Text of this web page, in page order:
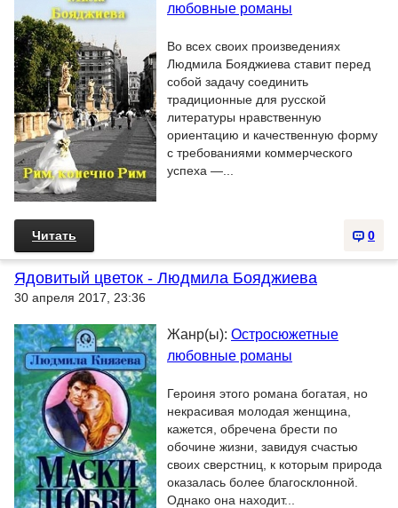
любовные романы
Во всех своих произведениях
Людмила Бояджиева ставит перед
собой задачу соединить
традиционные для русской
литературы нравственную
ориентацию и качественную форму
с требованиями коммерческого
успеха —...
0
Читать
Ядовитый цветок - Людмила Бояджиева
30 апреля 2017, 23:36
Жанр(ы): Остросюжетные
любовные романы
Героиня этого романа богатая, но
некрасивая молодая женщина,
кажется, обречена брести по
обочине жизни, завидуя счастью
своих сверстниц, к которым природа
оказалась более благосклонной.
Однако она находит...